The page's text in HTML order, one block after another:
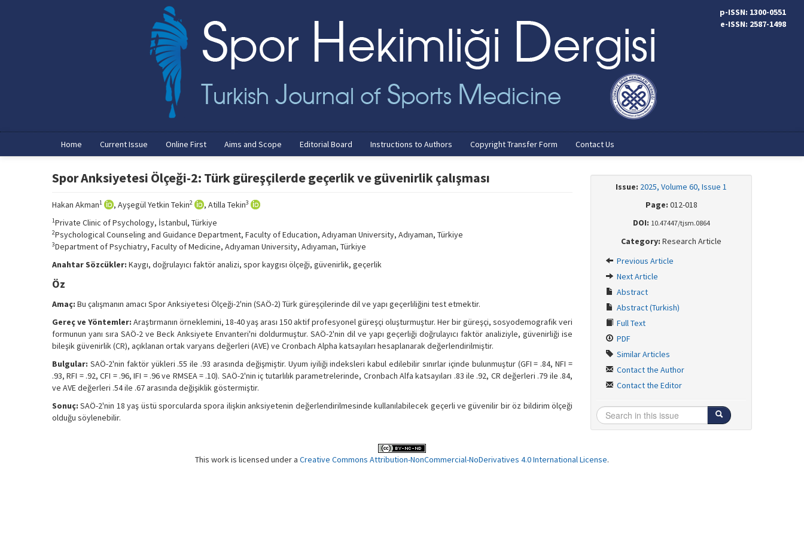
p-ISSN: 1300-0551
e-ISSN: 2587-1498
Home Current Issue Online First Aims and Scope Editorial Board Instructions to Authors Copyright Transfer Form Contact Us
Spor Anksiyetesi Ölçeği-2: Türk güreşçilerde geçerlik ve güvenirlik çalışması
Hakan Akman1 , Ayşegül Yetkin Tekin2 , Atilla Tekin3
1Private Clinic of Psychology, İstanbul, Türkiye
2Psychological Counseling and Guidance Department, Faculty of Education, Adıyaman University, Adıyaman, Türkiye
3Department of Psychiatry, Faculty of Medicine, Adıyaman University, Adıyaman, Türkiye
Anahtar Sözcükler: Kaygı, doğrulayıcı faktör analizi, spor kaygısı ölçeği, güvenirlik, geçerlik
Öz
Amaç: Bu çalışmanın amacı Spor Anksiyetesi Ölçeği-2'nin (SAÖ-2) Türk güreşçilerinde dil ve yapı geçerliliğini test etmektir.
Gereç ve Yöntemler: Araştırmanın örneklemini, 18-40 yaş arası 150 aktif profesyonel güreşçi oluşturmuştur. Her bir güreşçi, sosyodemografik veri
formunun yanı sıra SAÖ-2 ve Beck Anksiyete Envanteri'ni doldurmuştur. SAÖ-2'nin dil ve yapı geçerliği doğrulayıcı faktör analiziyle, güvenirliği ise
bileşik güvenirlik (CR), açıklanan ortak varyans değerleri (AVE) ve Cronbach Alpha katsayıları hesaplanarak değerlendirilmiştir.
Bulgular: SAÖ-2'nin faktör yükleri .55 ile .93 arasında değişmiştir. Uyum iyiliği indeksleri kabul edilebilir sınırlar içinde bulunmuştur (GFI = .84, NFI =
.93, RFI = .92, CFI = .96, IFI = .96 ve RMSEA = .10). SAÖ-2'nin iç tutarlılık parametrelerinde, Cronbach Alfa katsayıları .83 ile .92, CR değerleri .79 ile .84,
ve AVE değerleri .54 ile .67 arasında değişiklik göstermiştir.
Sonuç: SAÖ-2'nin 18 yaş üstü sporcularda spora ilişkin anksiyetenin değerlendirilmesinde kullanılabilecek geçerli ve güvenilir bir öz bildirim ölçeği
olduğu söylenebilir.
Issue: 2025, Volume 60, Issue 1
Page: 012-018
DOI: 10.47447/tjsm.0864
Category: Research Article
Previous Article
Next Article
Abstract
Abstract (Turkish)
Full Text
PDF
Similar Articles
Contact the Author
Contact the Editor
This work is licensed under a Creative Commons Attribution-NonCommercial-NoDerivatives 4.0 International License.